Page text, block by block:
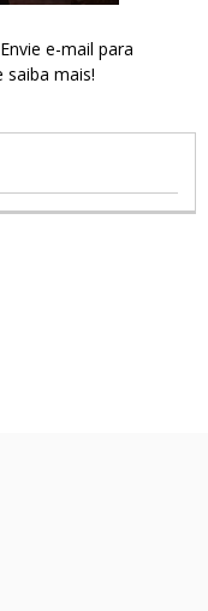
e-mail para
saiba mais!